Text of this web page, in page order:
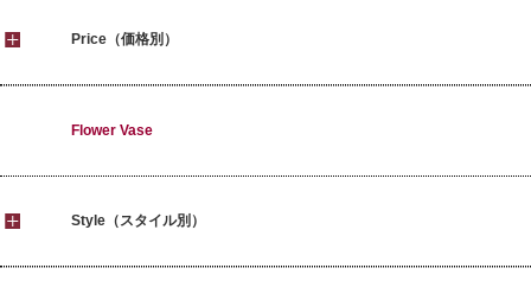
Price（価格別）
Flower Vase
Style（スタイル別）